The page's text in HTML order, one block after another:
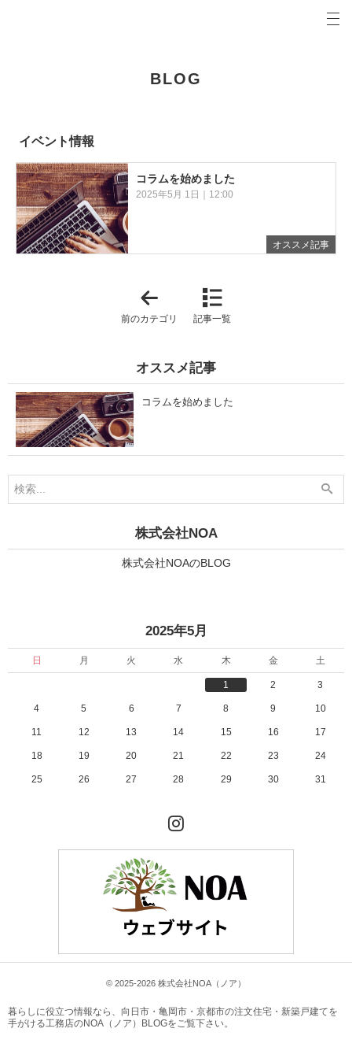
イベント情報
BLOG
オススメ記事
コラムを始めました
2025年5月 1日｜12:00
」
前のカテゴリ 記事一覧
オススメ記事
コラムを始めました
株式会社NOA
株式会社NOAのBLOG
2025年5月
日 月 火 水 木 金 土
1 2 3
4 5 6 7 8 9 10
11 12 13 14 15 16 17
18 19 20 21 22 23 24
25 26 27 28 29 30 31
© 2025-2026 株式会社NOA（ノア）
暮らしに役立つ情報なら、 向日市・亀岡市・京都市の注文住宅・新築戸建てを
手がける工務店のNOA（ノア）BLOGをご覧下さい。